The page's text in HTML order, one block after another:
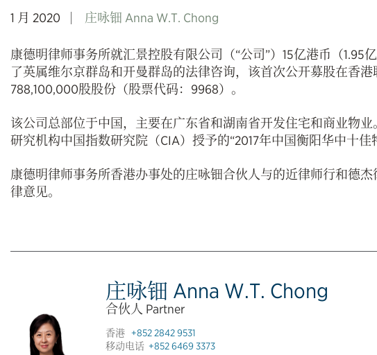
1 月 2020 庄咏钿 Anna W.T. Chong
康德明律师事务所就汇景控股有限公司（“公司”）15亿港币（1.95
了英属维尔京群岛和开曼群岛的法律咨询，该首次公开募股在香
788,100,000股股份（股票代码：9968）。
该公司总部位于中国，主要在广东省和湖南省开发住宅和商业物
研究机构中国指数研究院（CIA）授予的“2017年中国衡阳华中十佳
康德明律师事务所香港办事处的庄咏钿合伙人与的近律师行和德
律意见。
庄咏钿 Anna W.T. Chong
合伙人 Partner
香港+852 2842 9531
移动电话+852 6469 3373